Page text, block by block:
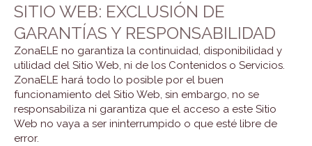
SITIO WEB: EXCLUSIÓN DE
GARANTÍAS Y RESPONSABILIDAD
ZonaELE no garantiza la continuidad, disponibilidad y
utilidad del Sitio Web, ni de los Contenidos o Servicios.
ZonaELE hará todo lo posible por el buen
funcionamiento del Sitio Web, sin embargo, no se
responsabiliza ni garantiza que el acceso a este Sitio
Web no vaya a ser ininterrumpido o que esté libre de
error.